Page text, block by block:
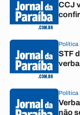
CCJ
Política
STF
Política
não